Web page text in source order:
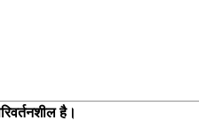
है।